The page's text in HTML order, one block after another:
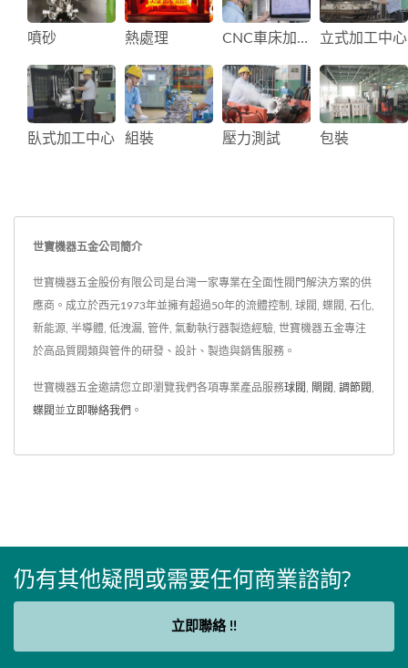
噴砂 熱處理 CNC車床加工 立式加工中心
臥式加工中心 組裝 壓力測試 包裝
世寶機器五金公司簡介
世寶機器五金股份有限公司是台灣一家專業在全面性閥門解決方案的供
應商。成立於西元1973年並擁有超過50年的流體控制, 球閥, 蝶閥, 石化,
新能源, 半導體, 低洩漏, 管件, 氣動執行器製造經驗, 世寶機器五金專注
於高品質閥類與管件的研發、設計、製造與銷售服務。
世寶機器五金邀請您立即瀏覽我們各項專業產品服務球閥 閘閥 調節閥
蝶閥 並立即聯絡我們 。
仍有其他疑問或需要任何商業諮詢?
立即聯絡 !!